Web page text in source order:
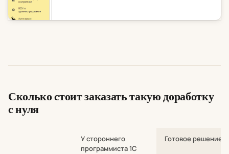
Сколько стоит заказать такую доработку
с нуля
У стороннего
программиста 1С
Готовое решение